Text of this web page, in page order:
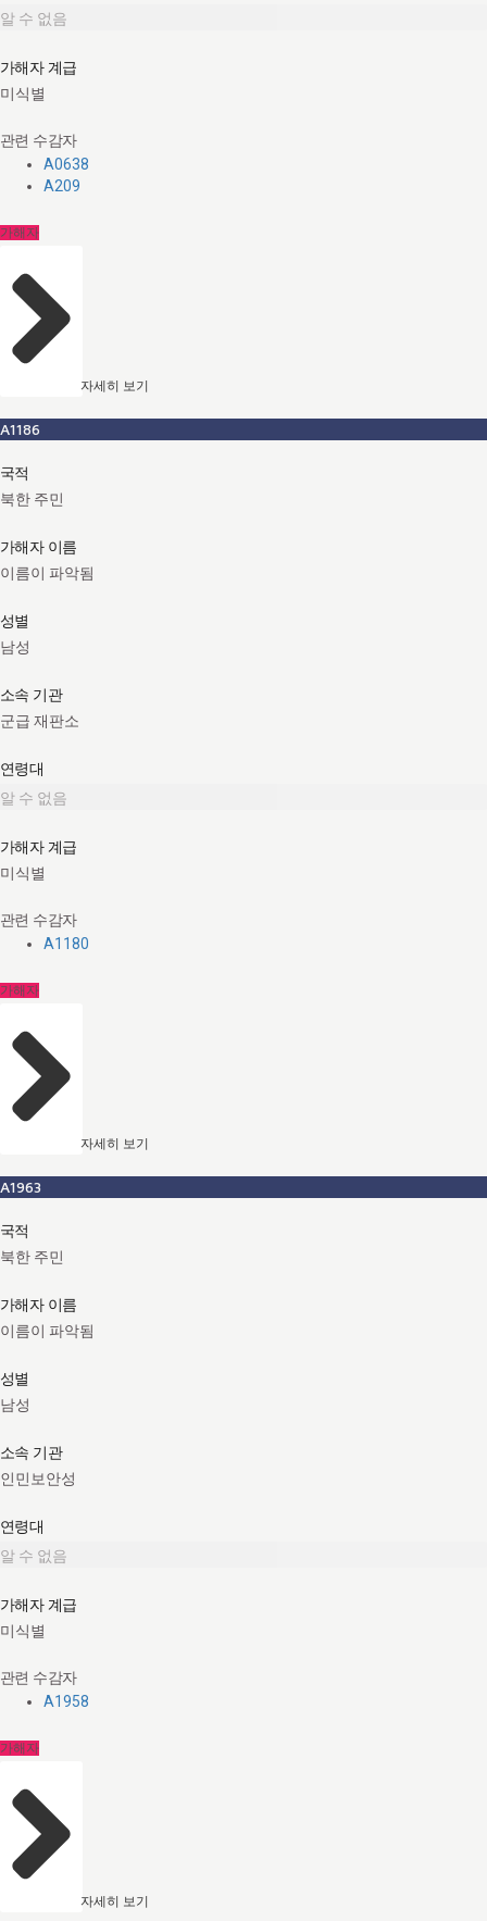
알 수 없음
가해자 계급
미식별
관련 수감자
A0638
A209
가해자
자세히 보기
A1186
국적
북한 주민
가해자 이름
이름이 파악됨
성별
남성
소속 기관
군급 재판소
연령대
알 수 없음
가해자 계급
미식별
관련 수감자
A1180
가해자
자세히 보기
A1963
국적
북한 주민
가해자 이름
이름이 파악됨
성별
남성
소속 기관
인민보안성
연령대
알 수 없음
가해자 계급
미식별
관련 수감자
A1958
가해자
자세히 보기